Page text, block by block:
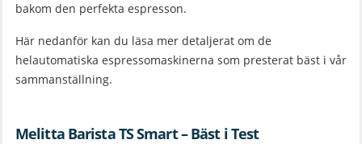
bakom den perfekta espresson.
Här nedanför kan du läsa mer detaljerat om de
helautomatiska espressomaskinerna som presterat bäst i vår
sammanställning.
Melitta Barista TS Smart – Bäst i Test